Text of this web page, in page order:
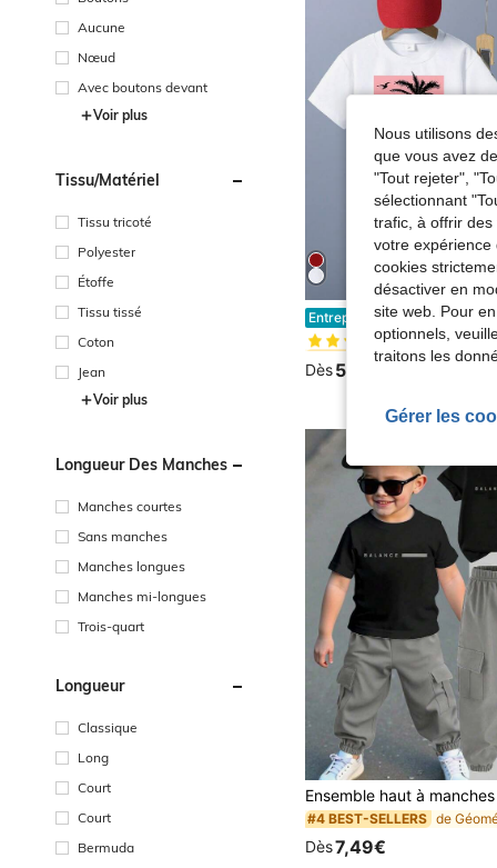
Aucune
Nœud
Avec boutons devant
Voir plus
Tissu/matériel
Tissu tricoté
Polyester
Étoffe
Tissu tissé
Coton
Jean
Voir plus
Longueur Des Manches
Manches courtes
Sans manches
Manches longues
Manches mi-longues
Trois-quart
Longueur
Classique
Long
Court
Court
Bermuda
Entrepôt UE Ensemble t-shirt à manches courtes et short
#1 BEST-SELLERS
(1000+)
#1 BEST-SELLERS
(1000+)
#1 BEST-SELLERS
(1000+)
#1 BEST-SELLERS
Dès5,93€
#4 BEST-SELLERS
Dès7,49€
Nous utilisons
que vous avez
"Tout rejeter",
sélectionnant
trafic, à offrir
votre expérience
cookies
désactiver en
site web. Pour
optionnels,
traitons les
Gérer les